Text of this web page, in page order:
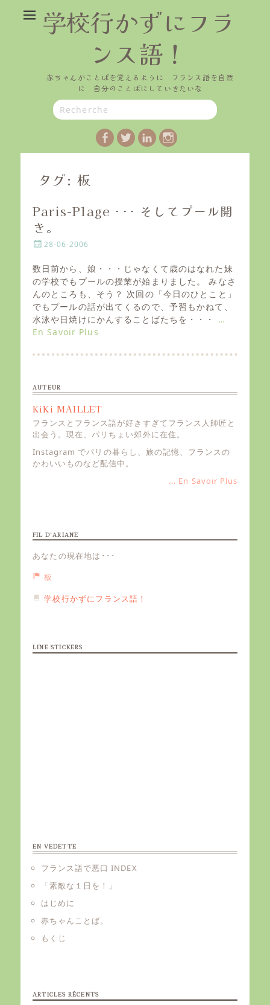
学校行かずにフラ
ンス語！
赤ちゃんがことばを覚えるように フランス語を自然
に 自分のことばにしていきたいな
Search
for:
Facebook
TwitterLinkedIn
Instagram
タグ: 板
Paris-Plage ･･･ そしてプール開
き。
P
s
t
e
d
o
n
28-06-2006
数日前から、娘・・・じゃなくて歳のはなれた妹
の学校でもプールの授業が始まりました。 みなさ
んのところも、そう？ 次回の「今日のひとこと」
でもプールの話が出てくるので、予習もかねて、
水泳や日焼けにかんすることばたちを・・・ …
En Savoir Plus
AUTEUR
KiKi MAILLET
フランスとフランス語が好きすぎてフランス人師匠と
出会う。現在、パリちょい郊外に在住。
Instagram でパリの暮らし、旅の記憶、フランスの
かわいいものなど配信中。
... En Savoir Plus
FIL D’ARIANE
あなたの現在地は･･･
板
学校行かずにフランス語！
LINE STICKERS
EN VEDETTE
フランス語で悪口 INDEX
「素敵な１日を！」
はじめに
赤ちゃんことば。
もくじ
ARTICLES RÉCENTS